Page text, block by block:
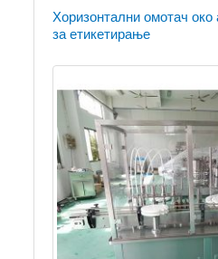
Хоризонтални омотач
за етикетирање